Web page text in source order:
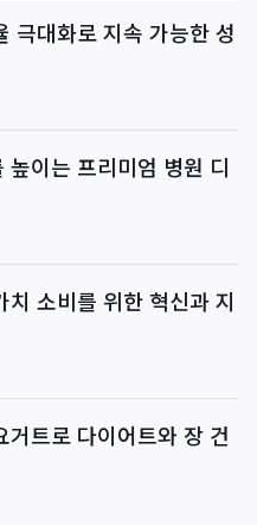
극대화로 지속 가능한 성
이는 프리미엄 병원 디
소비를 위한 혁신과 지
트로 다이어트와 장 건